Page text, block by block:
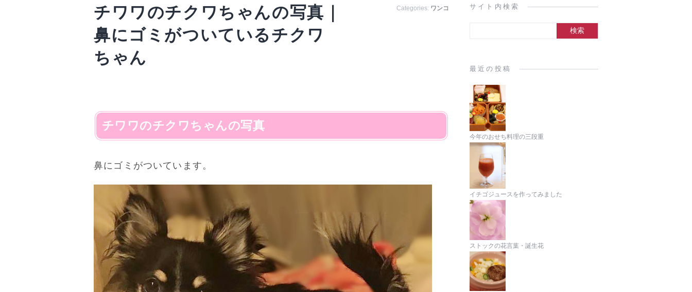
チワワのチクワちゃんの写真｜
鼻にゴミがついているチクワ
ちゃん
Categories: ワンコ
チワワのチクワちゃんの写真
鼻にゴミがついています。
サイト内検索
最近の投稿
今年のおせち料理の三段重
イチゴジュースを作ってみました
ストックの花言葉・誕生花